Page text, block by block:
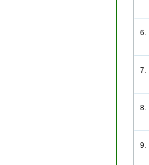
6.
7.
8.
9.